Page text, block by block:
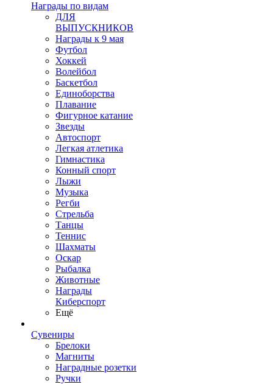
Награды по видам
ДЛЯ
ВЫПУСКНИКОВ
Награды к 9 мая
Футбол
Хоккей
Волейбол
Баскетбол
Единоборства
Плавание
Фигурное катание
Звезды
Автоспорт
Легкая атлетика
Гимнастика
Конный спорт
Лыжи
Музыка
Регби
Стрельба
Танцы
Теннис
Шахматы
Оскар
Рыбалка
Животные
Награды
Киберспорт
Ещё
Сувениры
Брелоки
Магниты
Наградные розетки
Ручки